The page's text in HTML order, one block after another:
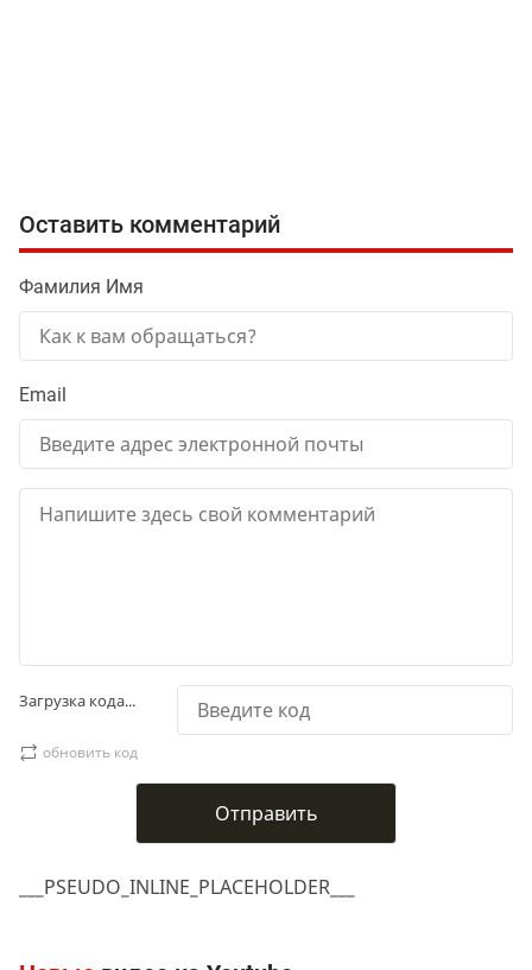
___PSEUDO_INLINE_PLACEHOLDER___
Оставить комментарий
Фамилия Имя
Email
Загрузка кода...
обновить код